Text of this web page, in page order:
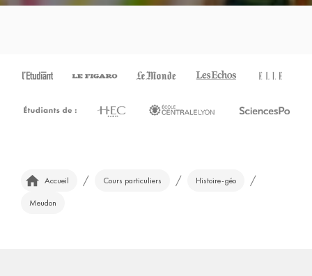
Accueil / Cours particuliers / Histoire-géo /
Meudon